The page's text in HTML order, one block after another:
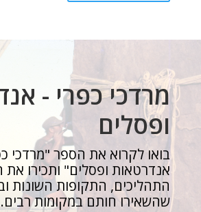
מרדכי כפרי -
ופסלים
בואו לקרוא את הספר "מרדכי
אנדרטאות ופסלים" ותכירו את
התהליכים, התקופות השונות
שהשאירו חותם במקומות רבים.